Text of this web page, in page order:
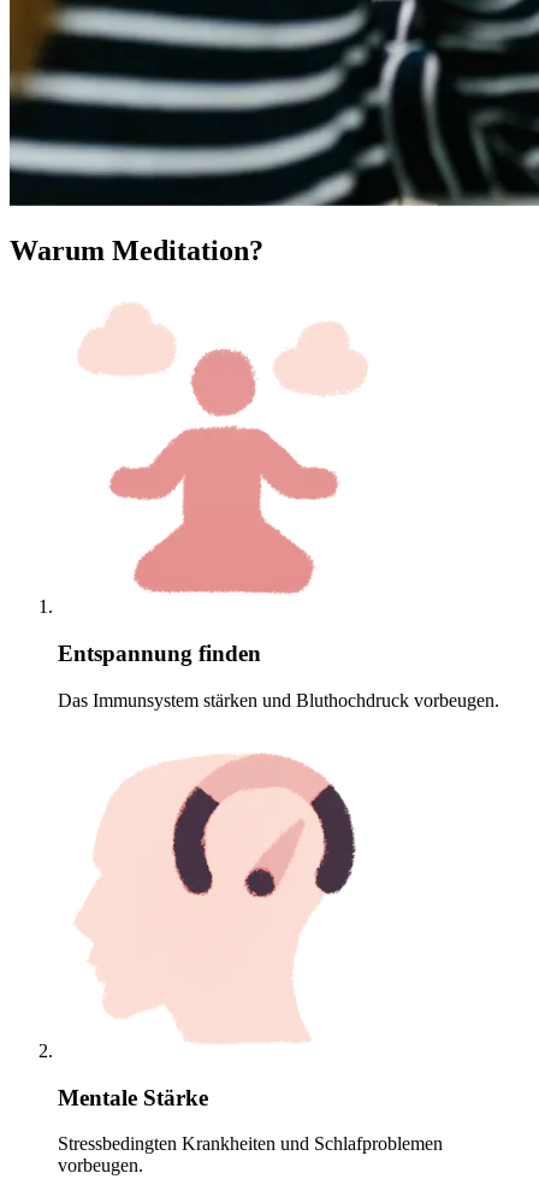
Warum Meditation?
Entspannung finden
Das Immunsystem stärken und Bluthochdruck vorbeugen.
Mentale Stärke
Stressbedingten Krankheiten und Schlafproblemen
vorbeugen.